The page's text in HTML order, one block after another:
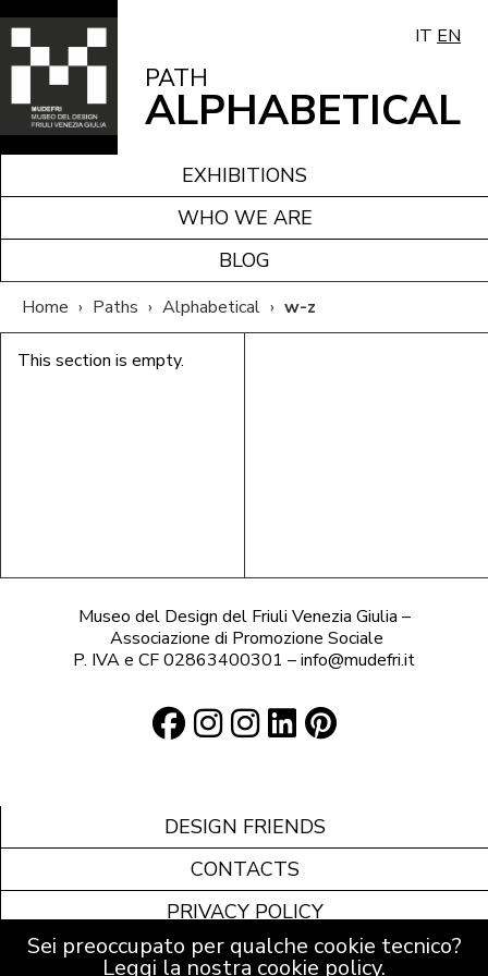
IT EN
PATH
ALPHABETICAL
EXHIBITIONS
WHO WE ARE
BLOG
Home › Paths › Alphabetical › w-z
This section is empty.
Museo del Design del Friuli Venezia Giulia –
Associazione di Promozione Sociale
P. IVA e CF 02863400301 – info@mudefri.it
DESIGN FRIENDS
CONTACTS
PRIVACY POLICY
COOKIE POLICY
Sei preoccupato per qualche cookie tecnico?
Leggi la nostra cookie policy.